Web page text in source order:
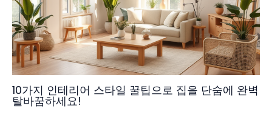
10가지 인테리어 스타일 꿀팁으로 집을 단숨에 완벽
탈바꿈하세요!